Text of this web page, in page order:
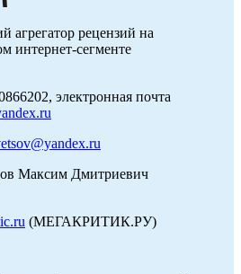
агрегатор рецензий на
интернет-сегменте
электронная почта
Максим Дмитриевич
(МЕГАКРИТИК.РУ)